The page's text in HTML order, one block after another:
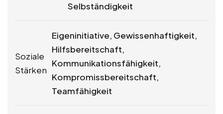
Selbständigkeit
Soziale
Stärken
Eigeninitiative, Gewissenhaftigkeit,
Hilfsbereitschaft,
Kommunikationsfähigkeit,
Kompromissbereitschaft,
Teamfähigkeit